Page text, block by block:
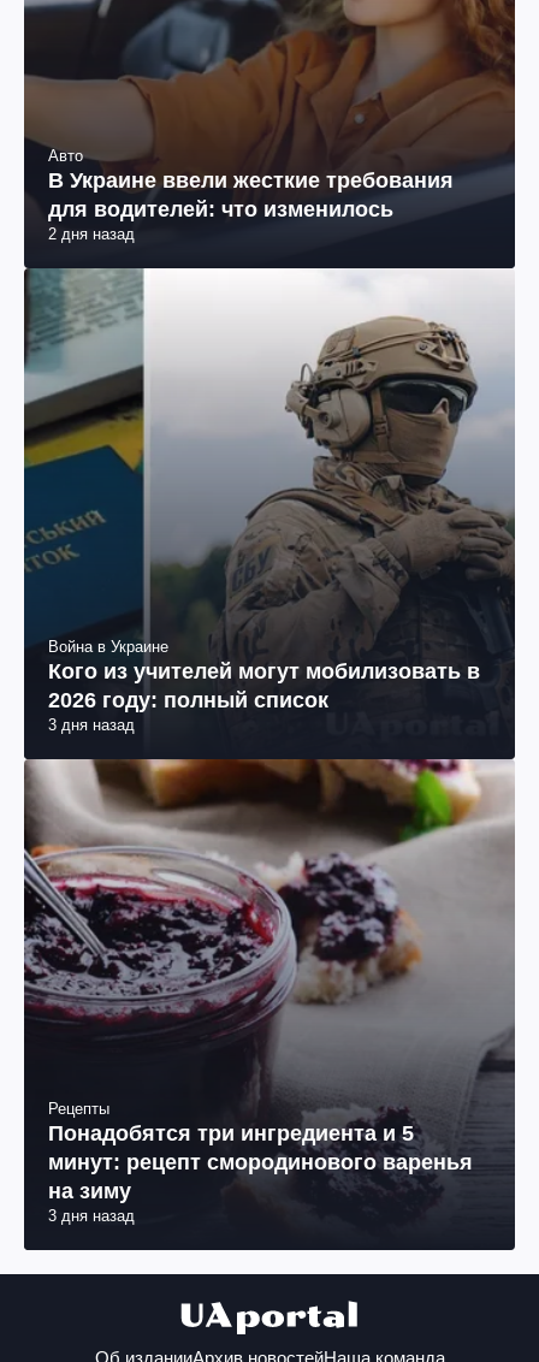
Авто
В Украине ввели жесткие требования
для водителей: что изменилось
Война в Украине
Кого из учителей могут мобилизовать в
2026 году: полный список
Рецепты
Понадобятся три ингредиента и 5
минут: рецепт смородинового варенья
на зиму